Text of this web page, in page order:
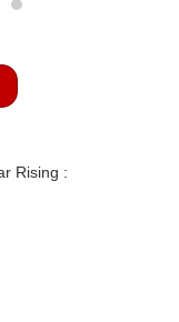
Rising :